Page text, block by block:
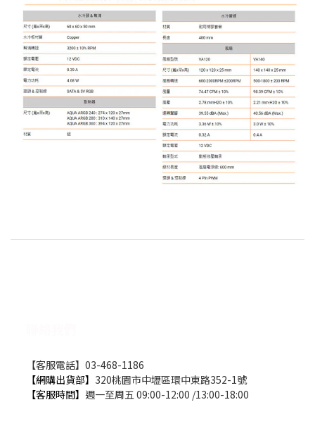
【客服電話】03-468-1186
【網購出貨部】 320桃園市中壢區環中東路352-1號
【客服時間】 週一至周五 09:00-12:00 /13:00-18:00